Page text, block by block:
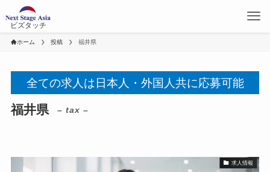
ビズタッチ
ホーム 投稿 福井県
全ての求人は日本人・外国人共に応募可能
福井県 – tax –
求人情報